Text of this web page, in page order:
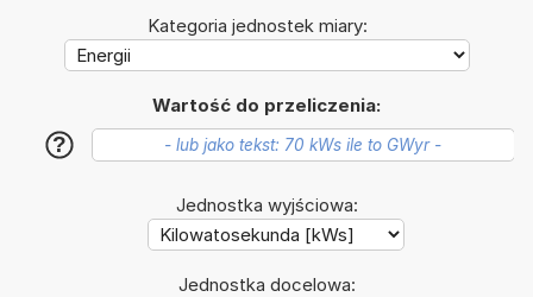
Kategoria jednostek miary:
Wartość do przeliczenia:
?
Jednostka wyjściowa:
Jednostka docelowa: